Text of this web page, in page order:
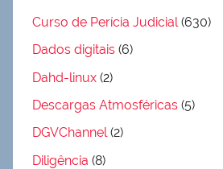
Curso de Perícia Judicial(630)
Dados digitais (6)
Dahd-linux (2)
Descargas Atmosféricas (5)
DGVChannel(2)
Diligência (8)